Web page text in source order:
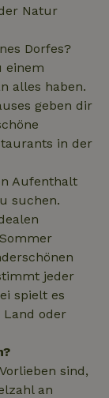
Natur
Dorfes?
einem
alles haben.
geben dir
in der
Aufenthalt
suchen.
jeder
spielt es
Land oder
sind,
an